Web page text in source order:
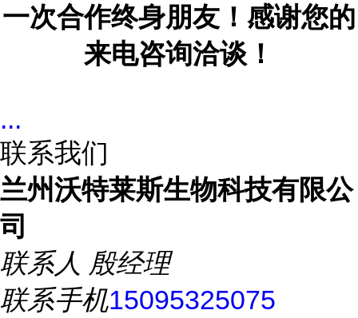
一次合作终身朋友！感谢您的
来电咨询洽谈！
...
联系我们
兰州沃特莱斯生物科技有限公
司
联系人 殷经理
联系手机15095325075